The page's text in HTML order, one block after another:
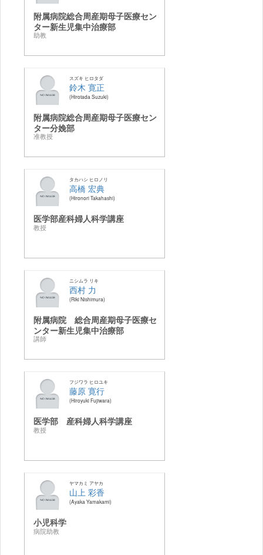
附属病院総合周産期母子医療セン
ター新生児集中治療部
助教
スズキ ヒロタダ
鈴木 寛正
Hirotada Suzuki
附属病院総合周産期母子医療セン
ター分娩部
准教授
タカハシ ヒロノリ
高橋 宏典
Hironori Takahashi
医学部産科婦人科学講座
教授
ニシムラ リキ
西村 力
Riki Nishimura
附属病院 総合周産期母子医療セ
ンター新生児集中治療部
講師
フジワラ ヒロユキ
藤原 寛行
Hiroyuki Fujiwara
医学部 産科婦人科学講座
教授
ヤマカミ アヤカ
山上 彩香
Ayaka Yamakami
小児科学
病院助教